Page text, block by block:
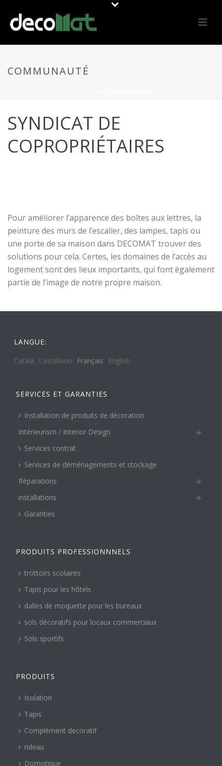
COMMUNAUTÉ
SYNDICAT DE
COPROPRIÉTAIRES
Pour améliorer l’apparence des boîtes aux lettres, la
peinture des murs de l’escalier, des lampes, tapis ou
une porte de sa maison dans DECOMAT trouver des
solutions pour cela. Certes, les domaines de l’accès au
logement sont des lieux importants, qui font également
partie de l’image de notre propre maison.
LANGUE:
Català Castellano Français English
SERVICES ET GARANTIES
Installation de produits de décoration
Intérieurism / Interior Design
Services contrat
Services de déménagements et stockage
Réparations
installations
Garanties
PRODUITS PROFESSIONNNELS
trottoirs scolaires
Tapis pour les hôtels
dalles de moquette pour les bureaux
sols décoratifs pour locaux commerciaux
Sols sportifs
PRODUITS
Isolation
Tapis
Complément decoratif
rideau
Domotique